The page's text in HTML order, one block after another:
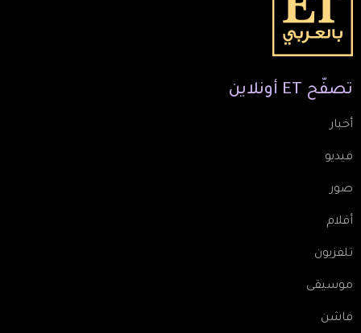
تصفّح ET أونلاين
أخبار
فيديو
صور
أفلام
تلفزيون
موسيقى
فاشن